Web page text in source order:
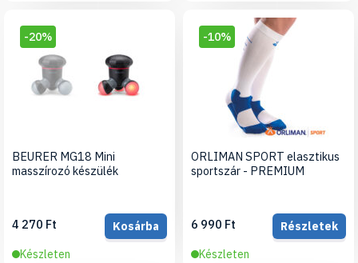
-20%
BEURER MG18 Mini
masszírozó készülék
4 270 Ft
Kosárba
Készleten
-10%
ORLIMAN SPORT elasztikus
sportszár - PREMIUM
6 990 Ft
Részletek
Készleten